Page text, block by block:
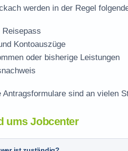
werden in der Regel
Reisepass
Kontoauszüge
oder bisherige Leistungen
Antragsformulare sind an vielen
ums Jobcenter